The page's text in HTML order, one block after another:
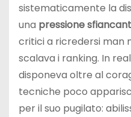
sistematicamente la
una pressione
critici a ricredersi man
scalava i ranking. In
disponeva oltre al
tecniche poco
per il suo pugilato: